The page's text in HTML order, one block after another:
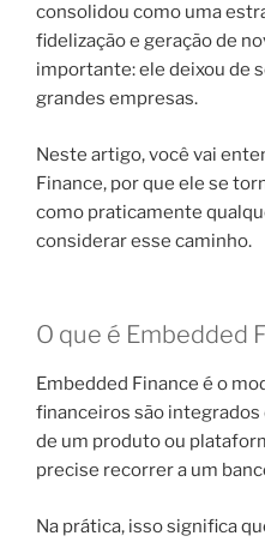
consolidou como uma
fidelização e geração de
importante: ele deixou de
grandes empresas.
Neste artigo, você vai
Finance, por que ele se
como praticamente
considerar esse caminho.
O que é Embedded
Embedded Finance é o
financeiros são
de um produto ou
precise recorrer a um
Na prática, isso significa